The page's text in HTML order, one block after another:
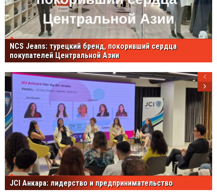
NCS Jeans: турецкий бренд, покоривший сердца
покупателей Центральной Азии
JCI Анкара: лидерство и предпринимательство